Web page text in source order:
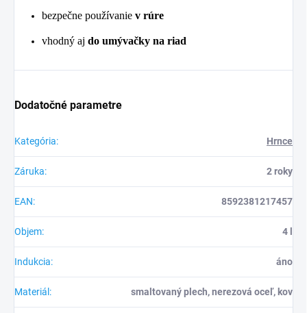
bezpečne používanie v rúre
vhodný aj do umývačky na riad
Dodatočné parametre
Kategória: Hrnce
Záruka: 2 roky
EAN: 8592381217457
Objem: 4 l
Indukcia: áno
Materiál : smaltovaný plech, nerezová oceľ, kov